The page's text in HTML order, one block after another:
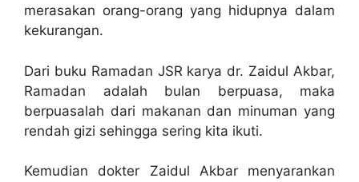
merasakan orang-orang yang hidupnya dalam
kekurangan.
Dari buku Ramadan JSR karya dr. Zaidul Akbar,
Ramadan adalah bulan berpuasa, maka
berpuasalah dari makanan dan minuman yang
rendah gizi sehingga sering kita ikuti.
Kemudian dokter Zaidul Akbar menyarankan